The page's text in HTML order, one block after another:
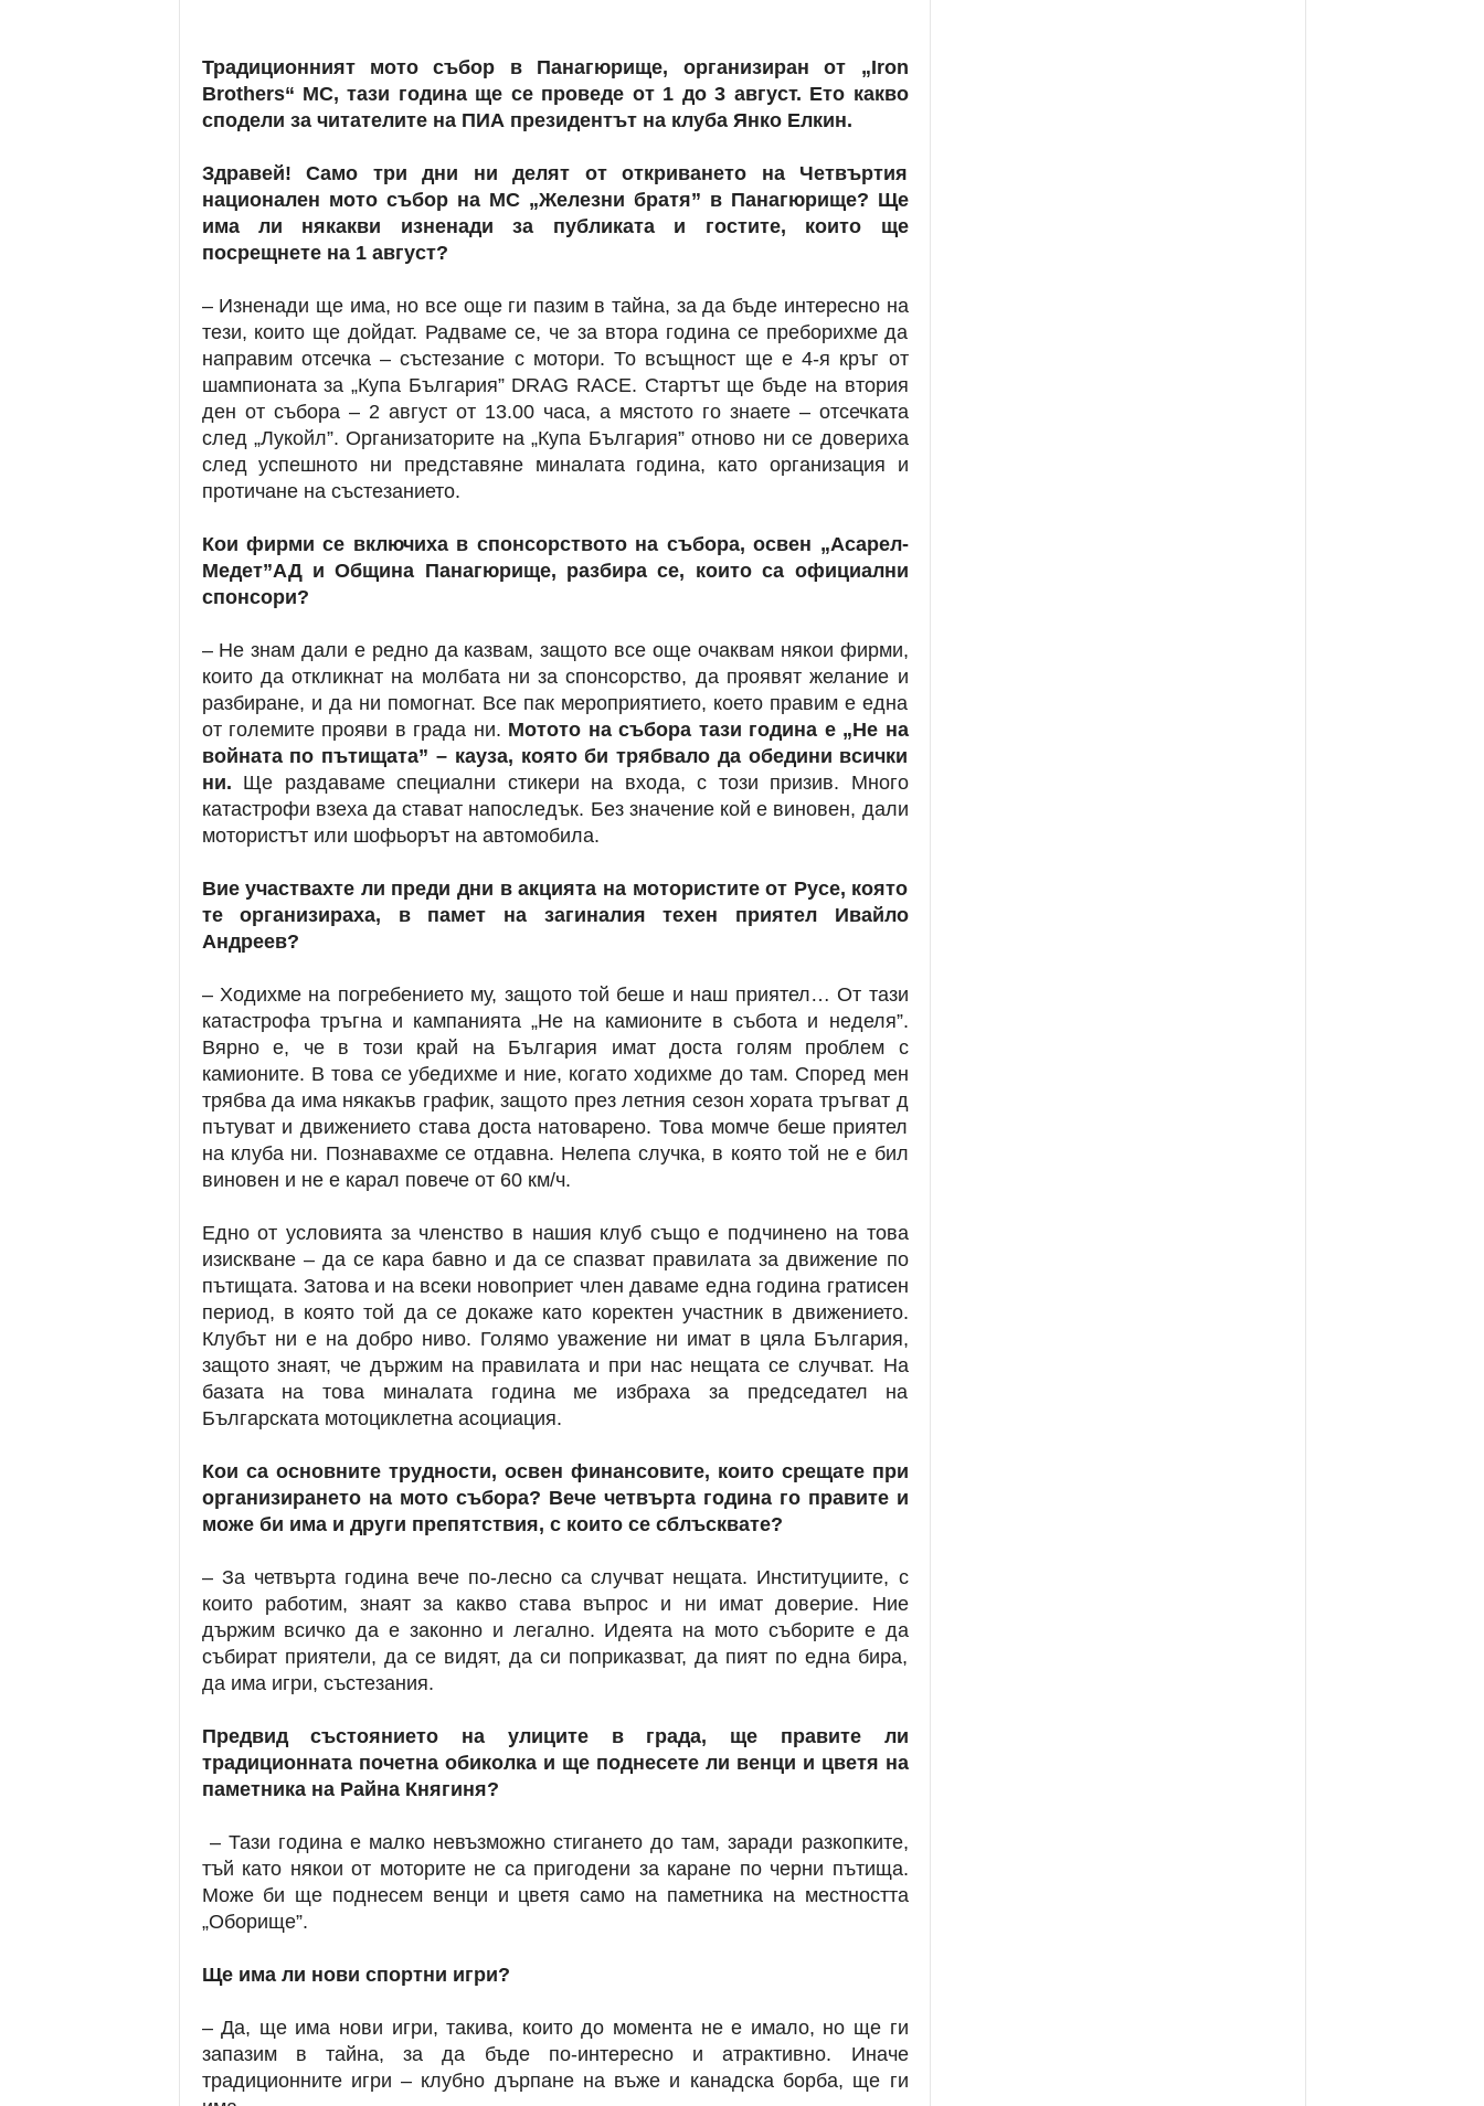
Традиционният мото събор в Панагюрище, организиран от „Iron
Brothers“ MC, тази година ще се проведе от 1 до 3 август. Ето какво
сподели за читателите на ПИА президентът на клуба Янко Елкин.
Здравей! Само три дни ни делят от откриването на Четвъртия
национален мото събор на МС „Железни братя” в Панагюрище? Ще
има ли някакви изненади за публиката и гостите, които ще
посрещнете на 1 август?
– Изненади ще има, но все още ги пазим в тайна, за да бъде интересно на
тези, които ще дойдат. Радваме се, че за втора година се преборихме да
направим отсечка – състезание с мотори. То всъщност ще е 4-я кръг от
шампионата за „Купа България” DRAG RACE. Стартът ще бъде на втория
ден от събора – 2 август от 13.00 часа, а мястото го знаете – отсечката
след „Лукойл”. Организаторите на „Купа България” отново ни се довериха
след успешното ни представяне миналата година, като организация и
протичане на състезанието.
Кои фирми се включиха в спонсорството на събора, освен „Асарел-
Медет”АД и Община Панагюрище, разбира се, които са официални
спонсори?
– Не знам дали е редно да казвам, защото все още очаквам някои фирми,
които да откликнат на молбата ни за спонсорство, да проявят желание и
разбиране, и да ни помогнат. Все пак мероприятието, което правим е една
от големите прояви в града ни. Мотото на събора тази година е „Не на
войната по пътищата” – кауза, която би трябвало да обедини всички
ни. Ще раздаваме специални стикери на входа, с този призив. Много
катастрофи взеха да стават напоследък. Без значение кой е виновен, дали
мотористът или шофьорът на автомобила.
Вие участвахте ли преди дни в акцията на мотористите от Русе, която
те организираха, в памет на загиналия техен приятел Ивайло
Андреев?
– Ходихме на погребението му, защото той беше и наш приятел… От тази
катастрофа тръгна и кампанията „Не на камионите в събота и неделя”.
Вярно е, че в този край на България имат доста голям проблем с
камионите. В това се убедихме и ние, когато ходихме до там. Според мен
трябва да има някакъв график, защото през летния сезон хората тръгват д
пътуват и движението става доста натоварено. Това момче беше приятел
на клуба ни. Познавахме се отдавна. Нелепа случка, в която той не е бил
виновен и не е карал повече от 60 км/ч.
Едно от условията за членство в нашия клуб също е подчинено на това
изискване – да се кара бавно и да се спазват правилата за движение по
пътищата. Затова и на всеки новоприет член даваме една година гратисен
период, в която той да се докаже като коректен участник в движението.
Клубът ни е на добро ниво. Голямо уважение ни имат в цяла България,
защото знаят, че държим на правилата и при нас нещата се случват. На
базата на това миналата година ме избраха за председател на
Българската мотоциклетна асоциация.
Кои са основните трудности, освен финансовите, които срещате при
организирането на мото събора? Вече четвърта година го правите и
може би има и други препятствия, с които се сблъсквате?
– За четвърта година вече по-лесно са случват нещата. Институциите, с
които работим, знаят за какво става въпрос и ни имат доверие. Ние
държим всичко да е законно и легално. Идеята на мото съборите е да
събират приятели, да се видят, да си поприказват, да пият по една бира,
да има игри, състезания.
Предвид състоянието на улиците в града, ще правите ли
традиционната почетна обиколка и ще поднесете ли венци и цветя на
паметника на Райна Княгиня?
– Тази година е малко невъзможно стигането до там, заради разкопките,
тъй като някои от моторите не са пригодени за каране по черни пътища.
Може би ще поднесем венци и цветя само на паметника на местността
„Оборище”.
Ще има ли нови спортни игри?
– Да, ще има нови игри, такива, които до момента не е имало, но ще ги
запазим в тайна, за да бъде по-интересно и атрактивно. Иначе
традиционните игри – клубно дърпане на въже и канадска борба, ще ги